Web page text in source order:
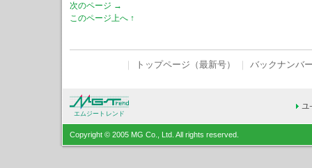
次のページ →
このページ上へ ↑
トップページ（最新号） バックナンバ
エムジートレンド
Copyright © 2005 MG Co., Ltd. All rights reserved.